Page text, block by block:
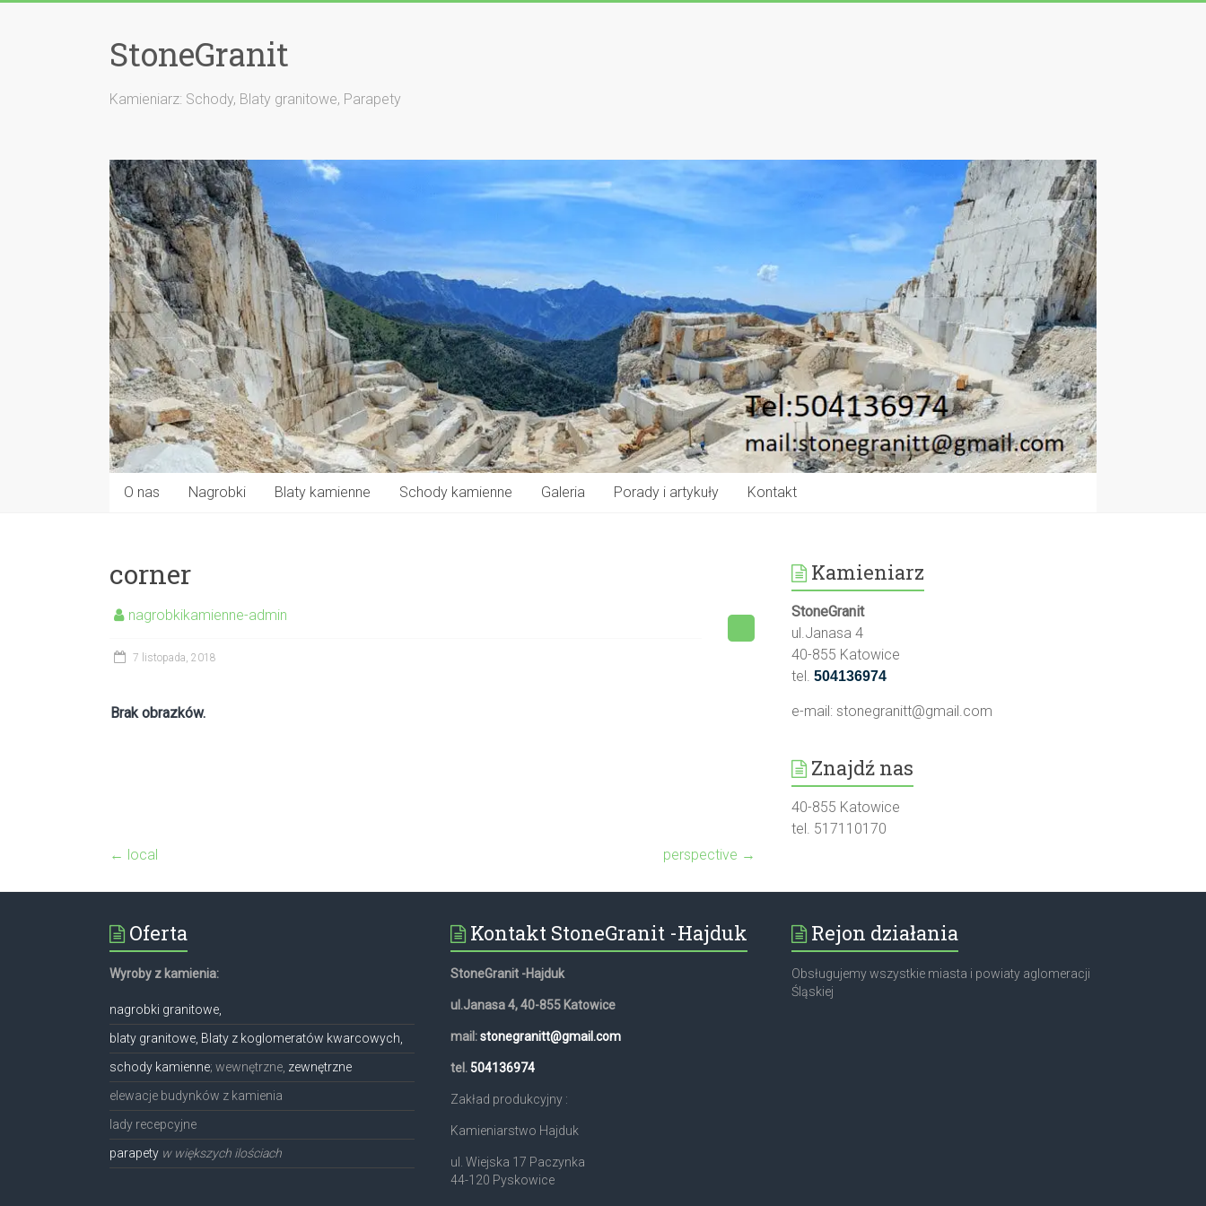
StoneGranit
Kamieniarz: Schody, Blaty granitowe, Parapety
O nas Nagrobki Blaty kamienne Schody kamienne Galeria Porady i artykuły Kontakt
corner
nagrobkikamienne-admin
7 listopada, 2018
Brak obrazków.
← local perspective →
Kamieniarz
StoneGranit
ul.Janasa 4
40-855 Katowice
tel. 504136974
e-mail: stonegranitt@gmail.com
Znajdź nas
40-855 Katowice
tel. 517110170
Oferta
Wyroby z kamienia:
nagrobki granitowe,
blaty granitowe, Blaty z koglomeratów kwarcowych,
schody kamienne; wewnętrzne, zewnętrzne
elewacje budynków z kamienia
lady recepcyjne
parapety w większych ilościach
Kontakt StoneGranit -Hajduk
StoneGranit -Hajduk
ul.Janasa 4, 40-855 Katowice
mail:stonegranitt@gmail.com
tel. 504136974
Zakład produkcyjny :
Kamieniarstwo Hajduk
ul. Wiejska 17 Paczynka
44-120 Pyskowice
Rejon działania
Obsługujemy wszystkie miasta i powiaty aglomeracji
Śląskiej